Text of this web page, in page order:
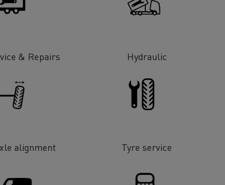
& Repairs Hydraulic
alignment Tyre service